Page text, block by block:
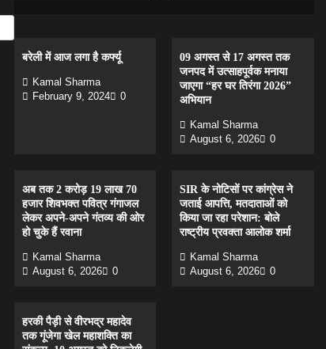
बरेली में आज लगा है कर्फ्यू
Kamal Sharma
February 9, 2024
0
09 अगस्त से 17 अगस्त तक
जनपद में उत्साहपूर्वक मनाया
जाएगा “हर घर तिरंगा 2026”
अभियान
Kamal Sharma
August 6, 2026
0
अब तक 2 करोड़ 19 लाख 70
हजार शिवभक्त पवित्र गंगाजल
लेकर अपने-अपने गंतव्य की ओर
हो चुके हैं रवाना
Kamal Sharma
August 6, 2026
0
SIR के नोटिसों पर कांग्रेस ने
जताई आपत्ति, मतदाताओं को
किया जा रहा परेशान: बोले
राष्ट्रीय प्रवक्ता आलोक शर्मा
Kamal Sharma
August 6, 2026
0
हरकी पैड़ी से वीरभद्र महादेव
तक गूंजेगा खेल महाशक्ति का